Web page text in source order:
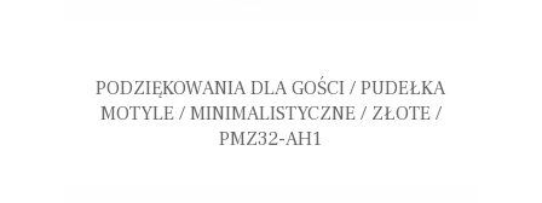
PODZIĘKOWANIA DLA GOŚCI / PUDEŁKA
MOTYLE / MINIMALISTYCZNE / ZŁOTE /
PMZ32-AH1